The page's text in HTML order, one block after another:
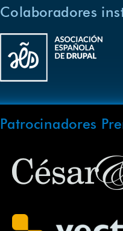
Colaboradores
Patrocinadores